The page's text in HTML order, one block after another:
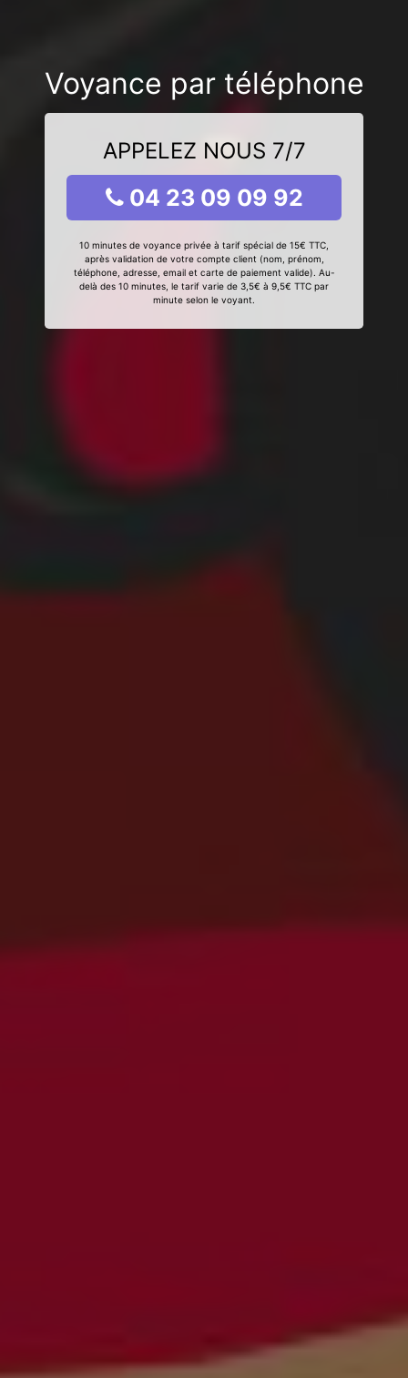
Voyance par téléphone
APPELEZ NOUS 7/7
04 23 09 09 92
10 minutes de voyance privée à tarif spécial de 15€ TTC,
après validation de votre compte client (nom, prénom,
téléphone, adresse, email et carte de paiement valide). Au-
delà des 10 minutes, le tarif varie de 3,5€ à 9,5€ TTC par
minute selon le voyant.